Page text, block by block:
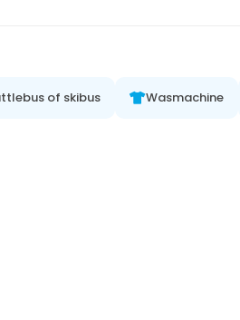
of skibus Wasmachine